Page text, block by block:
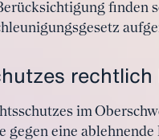
finden
rechtlich
im
eine